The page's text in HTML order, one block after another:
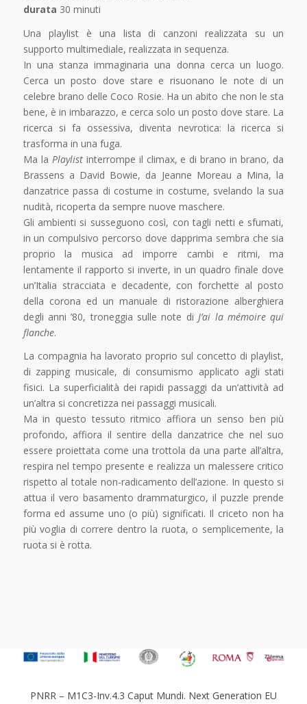
durata 30 minuti
Una playlist è una lista di canzoni realizzata su un
supporto multimediale, realizzata in sequenza.
In una stanza immaginaria una donna cerca un luogo.
Cerca un posto dove stare e risuonano le note di un
celebre brano delle Coco Rosie. Ha un abito che non le sta
bene, è in imbarazzo, e cerca solo un posto dove stare. La
ricerca si fa ossessiva, diventa nevrotica: la ricerca si
trasforma in una fuga.
Ma la Playlistinterrompe il climax, e di brano in brano, da
Brassens a David Bowie, da Jeanne Moreau a Mina, la
danzatrice passa di costume in costume, svelando la sua
nudità, ricoperta da sempre nuove maschere.
Gli ambienti si susseguono così, con tagli netti e sfumati,
in un compulsivo percorso dove dapprima sembra che sia
proprio la musica ad imporre cambi e ritmi, ma
lentamente il rapporto si inverte, in un quadro finale dove
un’Italia stracciata e decadente, con forchette al posto
della corona ed un manuale di ristorazione alberghiera
degli anni ’80, troneggia sulle note di J’ai la mémoire qui
flanche.
La compagnia ha lavorato proprio sul concetto di playlist,
di zapping musicale, di consumismo applicato agli stati
fisici. La superficialità dei rapidi passaggi da un’attività ad
un’altra si concretizza nei passaggi musicali.
Ma in questo tessuto ritmico affiora un senso ben più
profondo, affiora il sentire della danzatrice che nel suo
essere proiettata come una trottola da una parte all’altra,
respira nel tempo presente e realizza un malessere critico
rispetto al totale non-radicamento dell’azione. In questo si
attua il vero basamento drammaturgico, il puzzle prende
forma ed assume uno (o più) significati. Il criceto non ha
più voglia di correre dentro la ruota, o semplicemente, la
ruota si è rotta.
PNRR – M1C3-Inv.4.3 Caput Mundi. Next Generation EU